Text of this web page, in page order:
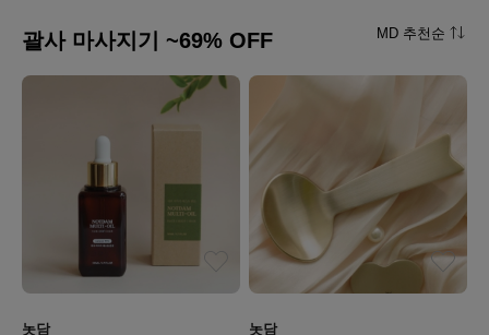
괄사 마사지기 ~69% OFF MD 추천순
놋담 놋담